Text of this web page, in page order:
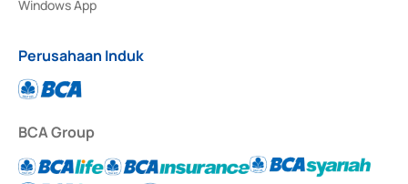
Windows App
Perusahaan Induk
BCA Group